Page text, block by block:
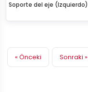
Soporte del eje (Izquierdo)
« Önceki Sonraki »